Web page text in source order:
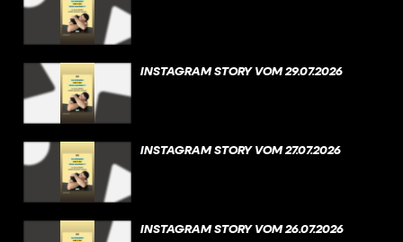
INSTAGRAM STORY VOM 29.07.2026
INSTAGRAM STORY VOM 27.07.2026
INSTAGRAM STORY VOM 26.07.2026